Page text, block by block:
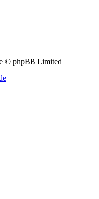
© phpBB Limited